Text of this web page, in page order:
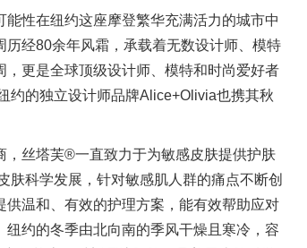
性在纽约这座摩登繁华充满活力的城市中
经80余年风霜，承载着无数设计师、模特
更是全球顶级设计师、模特和时尚爱好者
约的独立设计师品牌Alice+Olivia也携其秋
，丝塔芙®一直致力于为敏感皮肤提供护肤
科学发展，针对敏感肌人群的痛点不断创
温和、有效的护理方案，能有效帮助应对
约的冬季由北向南的季风干燥且寒冷，容